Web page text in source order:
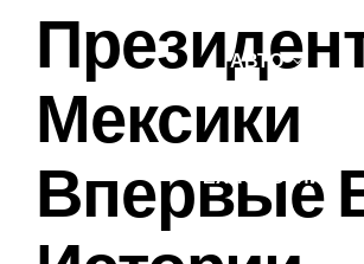
АВТО
ТЕХНОЛОГИИ
Мексики
Впервые